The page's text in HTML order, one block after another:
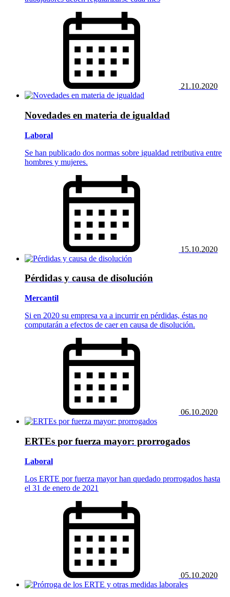
21.10.2020
Novedades en materia de igualdad
Laboral
Se han publicado dos normas sobre igualdad retributiva entre
hombres y mujeres.
15.10.2020
Pérdidas y causa de disolución
Mercantil
Si en 2020 su empresa va a incurrir en pérdidas, éstas no
computarán a efectos de caer en causa de disolución.
06.10.2020
ERTEs por fuerza mayor: prorrogados
Laboral
Los ERTE por fuerza mayor han quedado prorrogados hasta
el 31 de enero de 2021
05.10.2020